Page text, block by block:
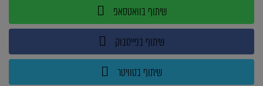
שיתוף בוואטסאפ
שיתוף בפייסבוק
שיתוף בטוויטר